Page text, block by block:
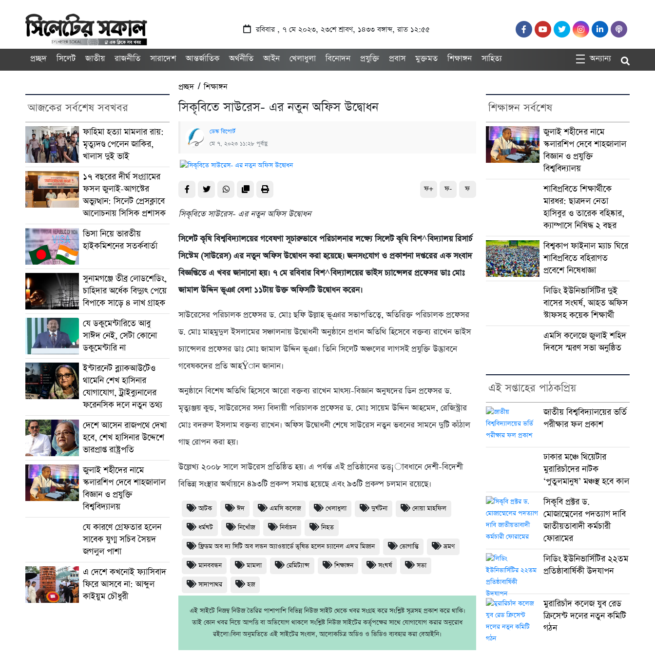
রবিবার , ৭ মে ২০২৩, ২৩শে শ্রাবণ, ১৪৩৩ বঙ্গাব্দ, রাত ১২:৫৫
প্রচ্ছদ সিলেট জাতীয় রাজনীতি সারাদেশ আন্তর্জাতিক অর্থনীতি আইন খেলাধুলা বিনোদন প্রযুক্তি প্রবাস মুক্তমত শিক্ষাঙ্গন সাহিত্য অন্যান্য
আজকের সর্বশেষ সবখবর
ফাহিমা হত্যা মামলার রায়:
মৃত্যুদণ্ড পেলেন জাকির,
খালাস দুই ভাই
১৭ বছরের দীর্ঘ সংগ্রামের
ফসল জুলাই-আগস্টের
অভ্যুত্থান: সিলেট প্রেসক্লাবে
আলোচনায় সিসিক প্রশাসক
ভিসা নিয়ে ভারতীয়
হাইকমিশনের সতর্কবার্তা
সুনামগঞ্জে তীব্র লোডশেডিং,
চাহিদার অর্ধেক বিদ্যুৎ পেয়ে
বিপাকে সাড়ে ৪ লাখ গ্রাহক
যে ডকুমেন্টারিতে আবু
সাঈদ নেই, সেটা কোনো
ডকুমেন্টারি না
ইন্টারনেট ব্ল্যাকআউটেও
থামেনি শেখ হাসিনার
যোগাযোগ, ট্রাইব্যুনালের
ফরেনসিক দলে নতুন তথ্য
দেশে আসেন রাজপথে দেখা
হবে, শেখ হাসিনার উদ্দেশে
ভারপ্রাপ্ত রাষ্ট্রপতি
জুলাই শহীদের নামে
স্কলারশিপ দেবে শাহজালাল
বিজ্ঞান ও প্রযুক্তি
বিশ্ববিদ্যালয়
যে কারণে গ্রেফতার হলেন
সাবেক যুগ্ম সচিব সৈয়দ
জগলুল পাশা
এ দেশে কখনোই ফ্যাসিবাদ
ফিরে আসবে না: আব্দুল
কাইয়ুম চৌধুরী
প্রচ্ছদ/শিক্ষাঙ্গন
সিকৃবিতে সাউরেস- এর নতুন অফিস উদ্বোধন
ডেস্ক রিপোর্ট
মে ৭, ২০২৩ ১১:২৮ পূর্বাহ্ণ
ফ+ ফ- ফ
সিকৃবিতে সাউরেস- এর নতুন অফিস উদ্বোধন
সিলেট কৃষি বিশ্ববিদ্যালয়ের গবেষণা সূচারুভাবে পরিচালনার লক্ষ্যে সিলেট কৃষি বিশ^বিদ্যালয় রিসার্চ
সিস্টেম (সাউরেস) এর নতুন অফিস উদ্বোধন করা হয়েছে। জনসংযোগ ও প্রকাশনা দপ্তরের এক সংবাদ
বিজ্ঞপ্তিতে এ খবর জানানো হয়। ৭ মে রবিবার বিশ^বিদ্যালয়ের ভাইস চ্যান্সেলর প্রফেসর ডাঃ মোঃ
জামাল উদ্দিন ভূঞা বেলা ১১টায় উক্ত অফিসটি উদ্বোধন করেন।
সাউরেসের পরিচালক প্রফেসর ড. মোঃ ছফি উল্লাহ ভূঞার সভাপতিত্বে, অতিরিক্ত পরিচালক প্রফেসর
ড. মোঃ মাহমুদুল ইসলামের সঞ্চালনায় উদ্বোধনী অনুষ্ঠানে প্রধান অতিথি হিসেবে বক্তব্য রাখেন ভাইস
চ্যান্সেলর প্রফেসর ডাঃ মোঃ জামাল উদ্দিন ভূঞা। তিনি সিলেট অঞ্চলের লাগসই প্রযুক্তি উদ্ভাবনে
গবেষকদের প্রতি আহŸান জানান।
অনুষ্ঠানে বিশেষ অতিথি হিসেবে আরো বক্তব্য রাখেন মাৎস্য-বিজ্ঞান অনুষদের ডিন প্রফেসর ড.
মৃত্যুঞ্জয় কুন্ড, সাউরেসের সদ্য বিদায়ী পরিচালক প্রফেসর ড. মোঃ সায়েম উদ্দিন আহমেদ, রেজিস্ট্রার
মোঃ বদরুল ইসলাম বক্তব্য রাখেন। অফিস উদ্বোধনী শেষে সাউরেস নতুন ভবনের সামনে দুটি কাঁঠাল
গাছ রোপন করা হয়।
উল্লেখ্য ২০০৮ সালে সাউরেস প্রতিষ্ঠিত হয়। এ পর্যন্ত এই প্রতিষ্ঠানের তত্ত¡াবধানে দেশী-বিদেশী
বিভিন্ন সংস্থার অর্থায়নে ৪৯৩টি প্রকল্প সমাপ্ত হয়েছে এবং ৯৩টি প্রকল্প চলমান রয়েছে।
আটক ঈদ এমসি কলেজ খেলাধুলা দুর্ঘটনা দোয়া মাহফিল
ধর্মঘট নিখোঁজ নির্বাচন নিহত
ফ্রিডম অব দ্য সিটি অব লন্ডন অ্যাওয়ার্ডে ভূষিত হলেন চ্যানেল এস'র মিজান ভোগান্তি ভ্রমণ
মানববন্ধন মামলা রেমিট্যান্স শিক্ষাঙ্গন সংঘর্ষ সভা
সাদাপাথর হজ
এই সাইটে নিজম্ব নিউজ তৈরির পাশাপাশি বিভিন্ন নিউজ সাইট থেকে খবর সংগ্রহ করে সংশ্লিষ্ট সূত্রসহ প্রকাশ করে থাকি।
তাই কোন খবর নিয়ে আপত্তি বা অভিযোগ থাকলে সংশ্লিষ্ট নিউজ সাইটের কর্তৃপক্ষের সাথে যোগাযোগ করার অনুরোধ
রইলো।বিনা অনুমতিতে এই সাইটের সংবাদ, আলোকচিত্র অডিও ও ভিডিও ব্যবহার করা বেআইনি।
শিক্ষাঙ্গন সর্বশেষ
জুলাই শহীদের নামে
স্কলারশিপ দেবে শাহজালাল
বিজ্ঞান ও প্রযুক্তি
বিশ্ববিদ্যালয়
শাবিপ্রবিতে শিক্ষার্থীকে
মারধর: ছাত্রদল নেতা
হাসিবুর ও তারেক বহিষ্কার,
ক্যাম্পাসে নিষিদ্ধ ২ বছর
বিশ্বকাপ ফাইনাল ম্যাচ ঘিরে
শাবিপ্রবিতে বহিরাগত
প্রবেশে নিষেধাজ্ঞা
লিডিং ইউনিভার্সিটির দুই
বাসের সংঘর্ষ, আহত অফিস
স্টাফসহ কয়েক শিক্ষার্থী
এমসি কলেজে জুলাই শহিদ
দিবসে স্মরণ সভা অনুষ্ঠিত
এই সপ্তাহের পাঠকপ্রিয়
জাতীয় বিশ্ববিদ্যালয়ের ভর্তি
পরীক্ষার ফল প্রকাশ
ঢাকার মঞ্চে থিয়েটার
মুরারিচাঁদের নাটক
‘পুতুলমানুষ’ মঞ্চস্থ হবে কাল
সিকৃবি প্রক্টর ড.
মোজাম্মেলের পদত্যাগ দাবি
জাতীয়তাবাদী কর্মচারী
ফোরামের
লিডিং ইউনিভার্সিটির ২২তম
প্রতিষ্ঠাবার্ষিকী উদযাপন
মুরারিচাঁদ কলেজ যুব রেড
ক্রিসেন্ট দলের নতুন কমিটি
গঠন